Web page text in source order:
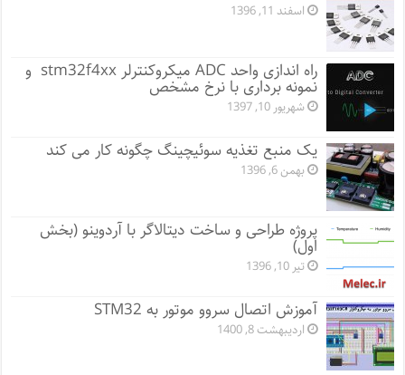
اسفند 11, 1396
راه اندازی واحد ADC میکروکنترلر stm32f4xx و
نمونه برداری با نرخ مشخص
شهریور 10, 1397
یک منبع تغذیه سوئیچینگ چگونه کار می کند
بهمن 6, 1396
پروژه طراحی و ساخت دیتالاگر با آردوینو (بخش
اول)
تیر 10, 1396
آموزش اتصال سروو موتور به STM32
اردیبهشت 8, 1400